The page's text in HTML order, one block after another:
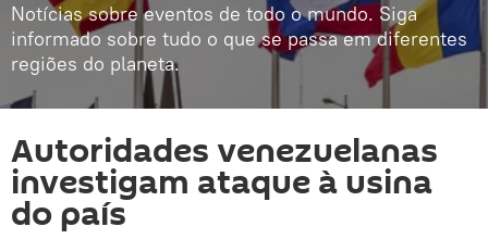
Notícias sobre eventos de todo o mundo. Siga
informado sobre tudo o que se passa em diferentes
regiões do planeta.
Autoridades venezuelanas
investigam ataque à usina
do país